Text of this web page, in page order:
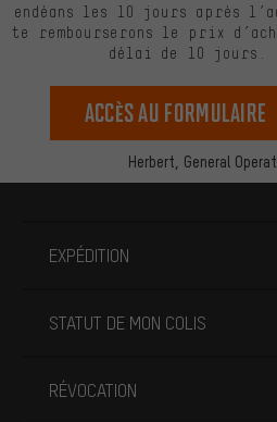
Herbert, General
endéans les 10 jours après
te rembourserons le prix
délai de 10 jours.
Accès au formulaire
EXPÉDITION
STATUT DE MON COLIS
RÉVOCATION